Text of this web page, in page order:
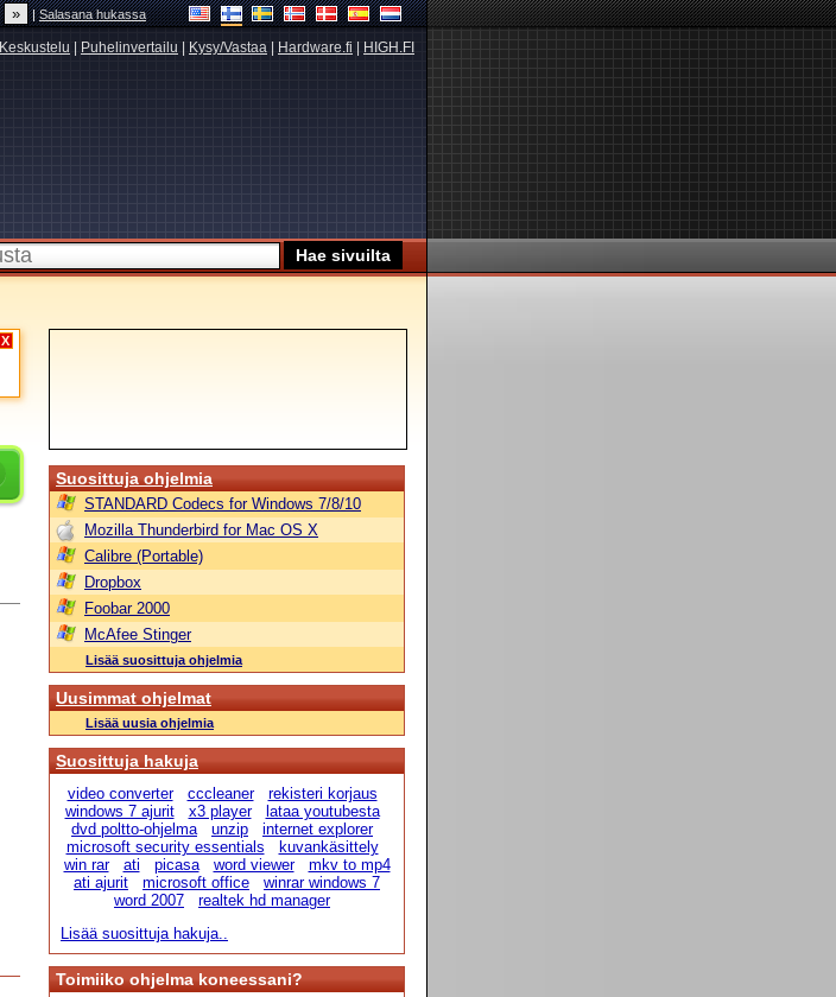
|Salasana hukassa
Keskustelu Puhelinvertailu Kysy/Vastaa Hardware.fi HIGH.FI
X
Suosittuja ohjelmia
STANDARD Codecs for Windows 7/8/10
Mozilla Thunderbird for Mac OS X
Calibre (Portable)
Dropbox
Foobar 2000
McAfee Stinger
Lisää suosittuja ohjelmia
Uusimmat ohjelmat
Lisää uusia ohjelmia
Suosittuja hakuja
video converter cccleaner
rekisteri korjaus
windows 7 ajurit
x3 player
lataa youtubesta
dvd poltto-ohjelma
unzip
internet explorer
microsoft security essentials
kuvankäsittely
win rar
ati picasa word viewer
mkv to mp4
ati ajurit
microsoft office
winrar windows 7
word 2007
realtek hd manager
Lisää suosittuja hakuja..
Toimiiko ohjelma koneessani?